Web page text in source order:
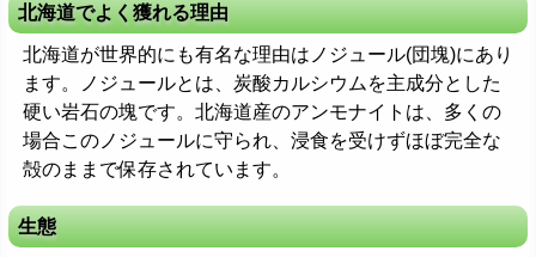
北海道でよく獲れる理由
北海道が世界的にも有名な理由はノジュール(団塊)にあり
ます。ノジュールとは、炭酸カルシウムを主成分とした
硬い岩石の塊です。北海道産のアンモナイトは、多くの
場合このノジュールに守られ、浸食を受けずほぼ完全な
殻のままで保存されています。
生態